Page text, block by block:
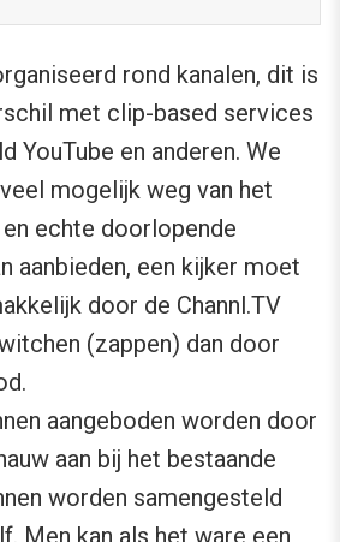
rond kanalen, dit is
met clip-based services
YouTube en anderen. We
mogelijk weg van het
echte doorlopende
aanbieden, een kijker moet
door de Channl.TV
(zappen) dan door
aangeboden worden door
aan bij het bestaande
worden samengesteld